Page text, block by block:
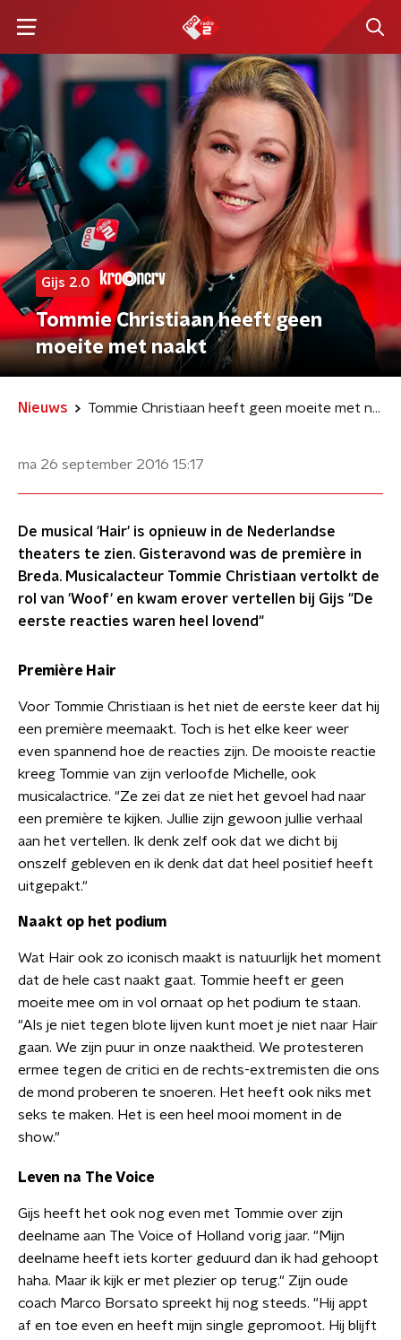
Gijs 2.0
Tommie Christiaan heeft geen
moeite met naakt
Nieuws Tommie Christiaan heeft geen moeite met naakt
ma 26 september 2016 15:17
De musical 'Hair' is opnieuw in de Nederlandse
theaters te zien. Gisteravond was de première in
Breda. Musicalacteur Tommie Christiaan vertolkt de
rol van 'Woof' en kwam erover vertellen bij Gijs "De
eerste reacties waren heel lovend"
Première Hair
Voor Tommie Christiaan is het niet de eerste keer dat hij
een première meemaakt. Toch is het elke keer weer
even spannend hoe de reacties zijn. De mooiste reactie
kreeg Tommie van zijn verloofde Michelle, ook
musicalactrice. "Ze zei dat ze niet het gevoel had naar
een première te kijken. Jullie zijn gewoon jullie verhaal
aan het vertellen. Ik denk zelf ook dat we dicht bij
onszelf gebleven en ik denk dat dat heel positief heeft
uitgepakt."
Naakt op het podium
Wat Hair ook zo iconisch maakt is natuurlijk het moment
dat de hele cast naakt gaat. Tommie heeft er geen
moeite mee om in vol ornaat op het podium te staan.
"Als je niet tegen blote lijven kunt moet je niet naar Hair
gaan. We zijn puur in onze naaktheid. We protesteren
ermee tegen de critici en de rechts-extremisten die ons
de mond proberen te snoeren. Het heeft ook niks met
seks te maken. Het is een heel mooi moment in de
show."
Leven na The Voice
Gijs heeft het ook nog even met Tommie over zijn
deelname aan The Voice of Holland vorig jaar. "Mijn
deelname heeft iets korter geduurd dan ik had gehoopt
haha. Maar ik kijk er met plezier op terug." Zijn oude
coach Marco Borsato spreekt hij nog steeds. "Hij appt
af en toe even en heeft mijn single gepromoot. Hij blijft